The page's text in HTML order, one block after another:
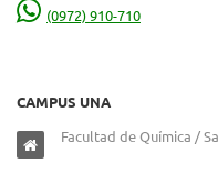
(0972) 910-710
CAMPUS UNA
Facultad de Química /